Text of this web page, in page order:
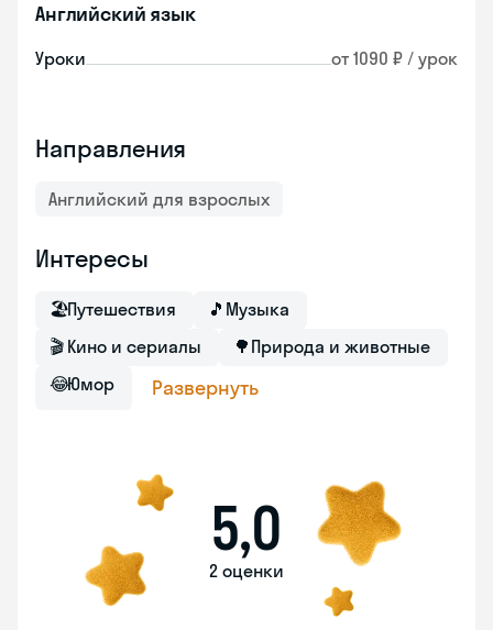
Английский язык
Уроки от 1090 ₽ / урок
Направления
Английский для взрослых
Интересы
🏖Путешествия 🎵 Музыка
🎬 Кино и сериалы 🌳 Природа и животные
😂Юмор Развернуть
5,0
2 оценки